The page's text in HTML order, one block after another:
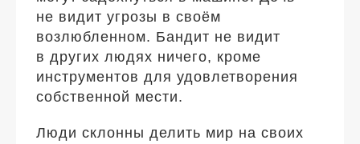
не видит угрозы в своём
возлюбленном. Бандит не видит
в других людях ничего, кроме
инструментов для удовлетворения
собственной мести.
Люди склонны делить мир на своих